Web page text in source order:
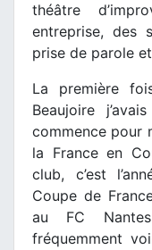
théâtre
entreprise, des
prise de parole
La première
Beaujoire
commence pour
la France en
club, c’est
Coupe de
au FC
fréquemment